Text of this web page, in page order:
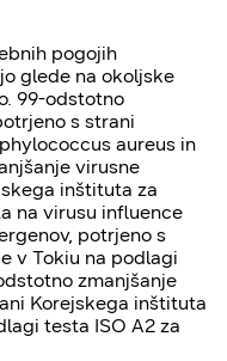
pogojih
glede na okoljske
99-odstotno
s strani
aureus in
virusne
inštituta za
na virusu influence
potrjeno s
v Tokiu na podlagi
zmanjšanje
Korejskega inštituta
testa ISO A2 za